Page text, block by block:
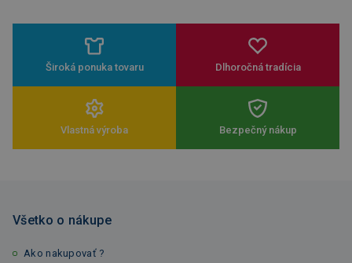
Široká ponuka tovaru Dlhoročná tradícia
Vlastná výroba Bezpečný nákup
Všetko o nákupe
Ako nakupovať ?